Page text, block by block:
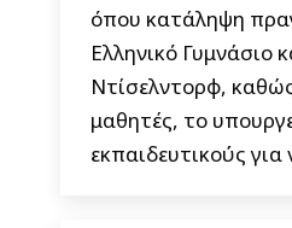
όπου κατάληψη
Ελληνικό Γυμνάσιο
Ντίσελντορφ,
μαθητές, το
εκπαιδευτικούς για